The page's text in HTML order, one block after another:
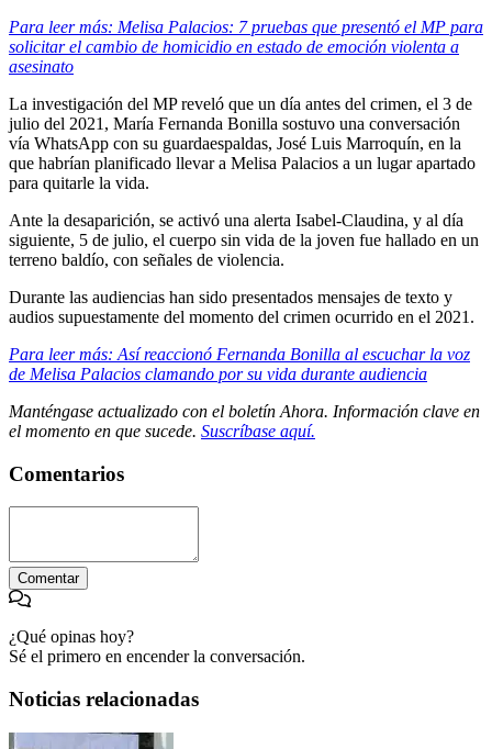
Para leer más: Melisa Palacios: 7 pruebas que presentó el MP para
solicitar el cambio de homicidio en estado de emoción violenta a
asesinato
La investigación del MP reveló que un día antes del crimen, el 3 de
julio del 2021, María Fernanda Bonilla sostuvo una conversación
vía WhatsApp con su guardaespaldas, José Luis Marroquín, en la
que habrían planificado llevar a Melisa Palacios a un lugar apartado
para quitarle la vida.
Ante la desaparición, se activó una alerta Isabel-Claudina, y al día
siguiente, 5 de julio, el cuerpo sin vida de la joven fue hallado en un
terreno baldío, con señales de violencia.
Durante las audiencias han sido presentados mensajes de texto y
audios supuestamente del momento del crimen ocurrido en el 2021.
Para leer más: Así reaccionó Fernanda Bonilla al escuchar la voz
de Melisa Palacios clamando por su vida durante audiencia
Manténgase actualizado con el boletín Ahora. Información clave en
el momento en que sucede. Suscríbase aquí.
Comentarios
Comentar
¿Qué opinas hoy?
Sé el primero en encender la conversación.
Noticias relacionadas